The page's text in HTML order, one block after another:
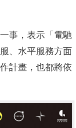
事，表示「電馳
、水平服務方面
計畫，也都將依